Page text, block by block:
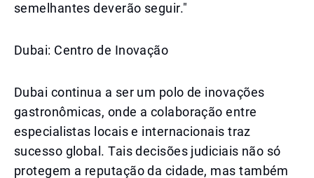
semelhantes deverão seguir."
Dubai: Centro de Inovação
Dubai continua a ser um polo de inovações
gastronômicas, onde a colaboração entre
especialistas locais e internacionais traz
sucesso global. Tais decisões judiciais não só
protegem a reputação da cidade, mas também